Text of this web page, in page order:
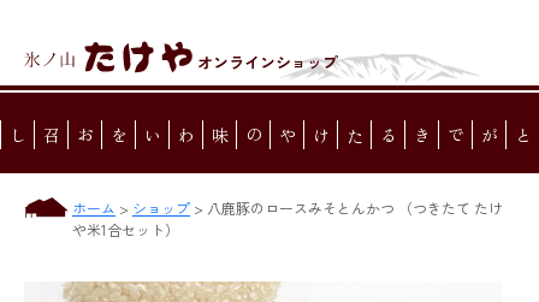
オンラインショップ
ことができる
たけやの
味わいを
ホーム > ショップ > 八鹿豚のロースみそとんかつ （つきたて たけ
や米1合セット）